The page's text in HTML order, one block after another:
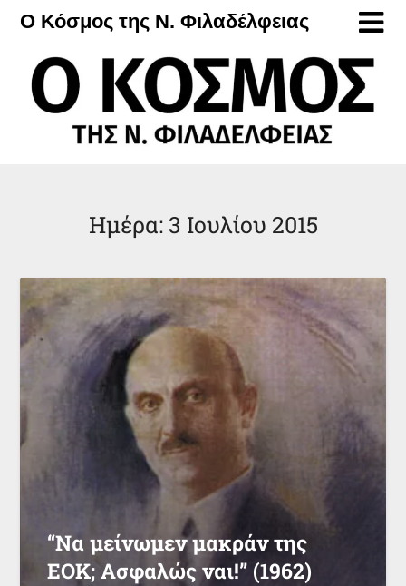
Μετάβαση
περιεχόμενο
Ο Κόσμος της Ν. Φιλαδέλφειας
Ημέρα: 3 Ιουλίου 2015
“Να μείνωμεν μακράν της
ΕΟΚ; Ασφαλώς ναι!” (1962)